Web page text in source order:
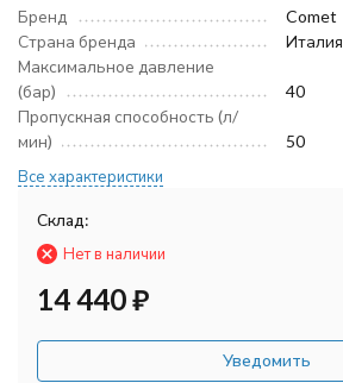
Бренд
Comet
Страна бренда
Италия
Максимальное давление
(бар)
40
Пропускная способность (л/
мин)
50
Все характеристики
Склад:
Нет в наличии
14 440₽
Уведомить